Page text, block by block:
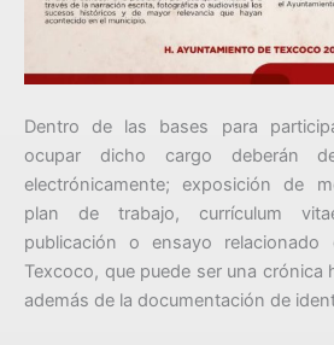
Dentro de las bases para
ocupar dicho cargo deberán
electrónicamente; exposición de
plan de trabajo, currículum
publicación o ensayo
Texcoco, que puede ser una crónica
además de la documentación de